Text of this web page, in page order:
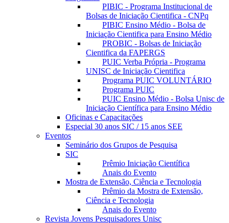
PIBIC - Programa Institucional de
Bolsas de Iniciação Cientifica - CNPq
PIBIC Ensino Médio - Bolsa de
Iniciação Cientifica para Ensino Médio
PROBIC - Bolsas de Iniciação
Cientifica da FAPERGS
PUIC Verba Própria - Programa
UNISC de Iniciação Cientifica
Programa PUIC VOLUNTÁRIO
Programa PUIC
PUIC Ensino Médio - Bolsa Unisc de
Iniciação Científica para Ensino Médio
Oficinas e Capacitações
Especial 30 anos SIC / 15 anos SEE
Eventos
Seminário dos Grupos de Pesquisa
SIC
Prêmio Iniciação Científica
Anais do Evento
Mostra de Extensão, Ciência e Tecnologia
Prêmio da Mostra de Extensão,
Ciência e Tecnologia
Anais do Evento
Revista Jovens Pesquisadores Unisc